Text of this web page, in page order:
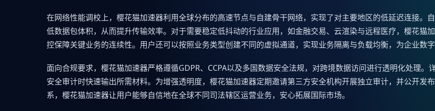
在网络性能调校上，樱花猫加速器利用全球分布的高速节点与自建骨干网络，实现了对主要地区的低延迟连接。
低数据包体积，从而提升传输效率。对于需要稳定低抖动的行业应用，如金融交易、云渲染与远程医疗，樱花猫
控保障关键业务的连续性。用户还可以按照业务类型创建不同的虚拟通道，实现业务隔离与负载均衡，为企业数字
面向合规要求，樱花猫加速器严格遵循GDPR、CCPA以及多国数据安全法规，对跨境数据访问进行透明化处理
安全审计时快速输出所需材料。为增强透明度，樱花猫加速器定期邀请第三方安全机构开展独立审计，并公开发
系，樱花猫加速器让用户能够自信地在全球不同司法辖区运营业务，安心拓展国际市场。